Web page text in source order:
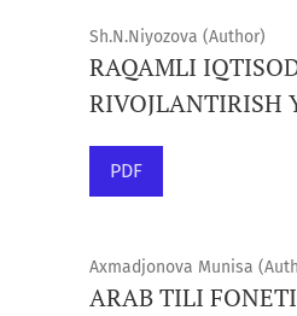
Sh.N.Niyozova (Author)
RAQAMLI
RIVOJLANTIRISH
PDF
Axmadjonova Munisa
ARAB TILI